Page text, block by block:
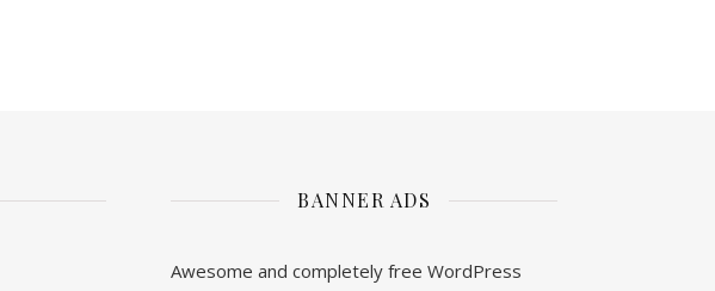
BANNER ADS
Awesome and completely free WordPress